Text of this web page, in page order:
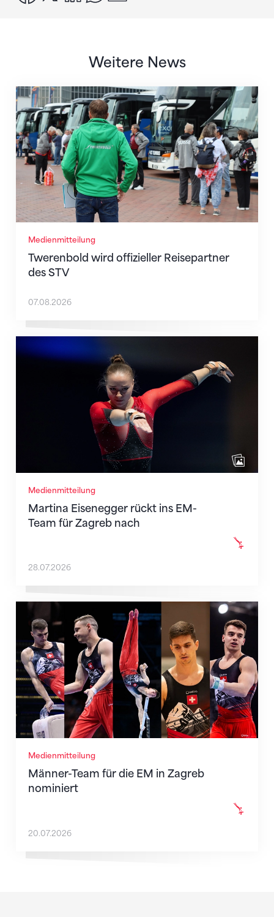
Weitere News
Medienmitteilung
Twerenbold wird offizieller Reisepartner
des STV
Twerenbold wird offizieller Reisepartner des STV
07.08.2026
Medienmitteilung
Martina Eisenegger rückt ins EM-
Team für Zagreb nach
28.07.2026
Medienmitteilung
Männer-Team für die EM in Zagreb
nominiert
Männer-Team für die EM in Zagreb nominiert
20.07.2026